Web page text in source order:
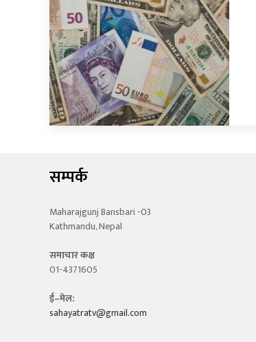
सम्पर्क
Maharajgunj Bansbari -03
Kathmandu, Nepal
समाचार कक्ष
01-4371605
ई–मेल:
sahayatratv@gmail.com